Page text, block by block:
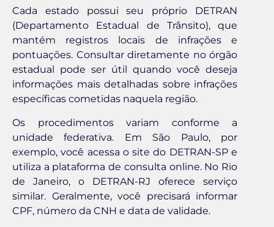
Cada estado possui seu próprio DETRAN
(Departamento Estadual de Trânsito), que
mantém registros locais de infrações e
pontuações. Consultar diretamente no órgão
estadual pode ser útil quando você deseja
informações mais detalhadas sobre infrações
específicas cometidas naquela região.
Os procedimentos variam conforme a
unidade federativa. Em São Paulo, por
exemplo, você acessa o site do DETRAN-SP e
utiliza a plataforma de consulta online. No Rio
de Janeiro, o DETRAN-RJ oferece serviço
similar. Geralmente, você precisará informar
CPF, número da CNH e data de validade.